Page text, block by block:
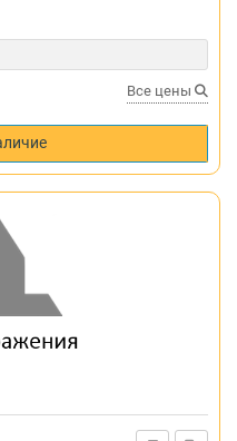
Все цены